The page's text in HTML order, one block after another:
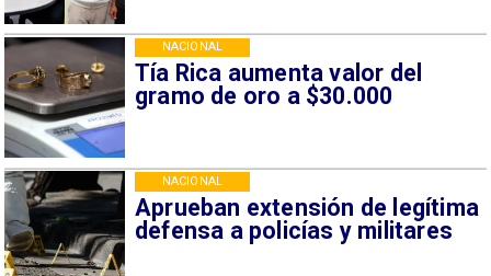
Tía Rica aumenta valor del
gramo de oro a $30.000
NACIONAL
Aprueban extensión de legítima
defensa a policías y militares
NACIONAL